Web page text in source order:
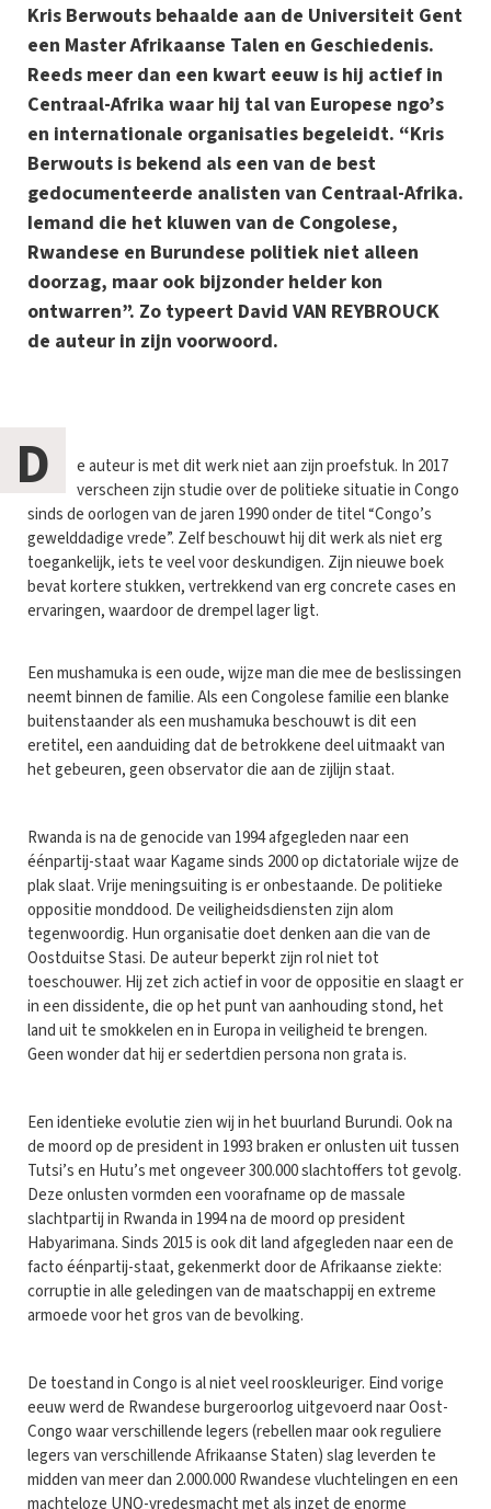
Kris Berwouts behaalde aan de Universiteit Gent
een Master Afrikaanse Talen en Geschiedenis.
Reeds meer dan een kwart eeuw is hij actief in
Centraal-Afrika waar hij tal van Europese ngo’s
en internationale organisaties begeleidt. “Kris
Berwouts is bekend als een van de best
gedocumenteerde analisten van Centraal-Afrika.
Iemand die het kluwen van de Congolese,
Rwandese en Burundese politiek niet alleen
doorzag, maar ook bijzonder helder kon
ontwarren”. Zo typeert David VAN REYBROUCK
de auteur in zijn voorwoord.
D
e auteur is met dit werk niet aan zijn proefstuk. In 2017
verscheen zijn studie over de politieke situatie in Congo
sinds de oorlogen van de jaren 1990 onder de titel “Congo’s
gewelddadige vrede”. Zelf beschouwt hij dit werk als niet erg
toegankelijk, iets te veel voor deskundigen. Zijn nieuwe boek
bevat kortere stukken, vertrekkend van erg concrete cases en
ervaringen, waardoor de drempel lager ligt.
Een mushamuka is een oude, wijze man die mee de beslissingen
neemt binnen de familie. Als een Congolese familie een blanke
buitenstaander als een mushamuka beschouwt is dit een
eretitel, een aanduiding dat de betrokkene deel uitmaakt van
het gebeuren, geen observator die aan de zijlijn staat.
Rwanda is na de genocide van 1994 afgegleden naar een
éénpartij-staat waar Kagame sinds 2000 op dictatoriale wijze de
plak slaat. Vrije meningsuiting is er onbestaande. De politieke
oppositie monddood. De veiligheidsdiensten zijn alom
tegenwoordig. Hun organisatie doet denken aan die van de
Oostduitse Stasi. De auteur beperkt zijn rol niet tot
toeschouwer. Hij zet zich actief in voor de oppositie en slaagt er
in een dissidente, die op het punt van aanhouding stond, het
land uit te smokkelen en in Europa in veiligheid te brengen.
Geen wonder dat hij er sedertdien persona non grata is.
Een identieke evolutie zien wij in het buurland Burundi. Ook na
de moord op de president in 1993 braken er onlusten uit tussen
Tutsi’s en Hutu’s met ongeveer 300.000 slachtoffers tot gevolg.
Deze onlusten vormden een voorafname op de massale
slachtpartij in Rwanda in 1994 na de moord op president
Habyarimana. Sinds 2015 is ook dit land afgegleden naar een de
facto éénpartij-staat, gekenmerkt door de Afrikaanse ziekte:
corruptie in alle geledingen van de maatschappij en extreme
armoede voor het gros van de bevolking.
De toestand in Congo is al niet veel rooskleuriger. Eind vorige
eeuw werd de Rwandese burgeroorlog uitgevoerd naar Oost-
Congo waar verschillende legers (rebellen maar ook reguliere
legers van verschillende Afrikaanse Staten) slag leverden te
midden van meer dan 2.000.000 Rwandese vluchtelingen en een
machteloze UNO-vredesmacht met als inzet de enorme